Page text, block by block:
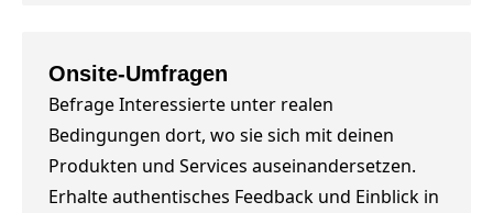
Onsite-Umfragen
Befrage Interessierte unter realen
Bedingungen dort, wo sie sich mit deinen
Produkten und Services auseinandersetzen.
Erhalte authentisches Feedback und Einblick in